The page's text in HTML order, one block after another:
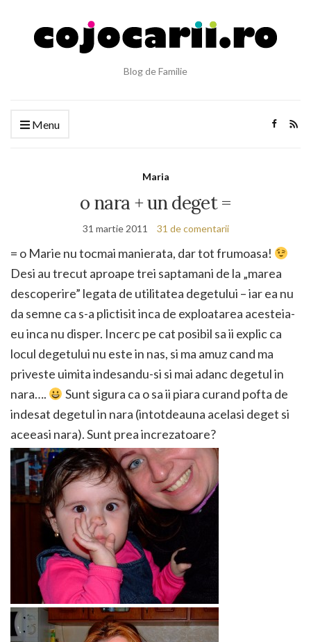
Blog de Familie
Menu
Maria
o nara + un deget =
31 martie 2011 31 de comentarii
= o Marie nu tocmai manierata, dar tot frumoasa!
Desi au trecut aproape trei saptamani de la „marea
descoperire” legata de utilitatea degetului – iar ea nu
da semne ca s-a plictisit inca de exploatarea acesteia-
eu inca nu disper. Incerc pe cat posibil sa ii explic ca
locul degetului nu este in nas, si ma amuz cand ma
priveste uimita indesandu-si si mai adanc degetul in
nara….
Sunt sigura ca o sa ii piara curand pofta de
indesat degetul in nara (intotdeauna acelasi deget si
aceeasi nara). Sunt prea increzatoare?